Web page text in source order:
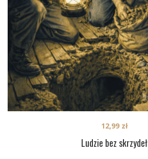
Ludzie bez skrzydeł
12,99 zł